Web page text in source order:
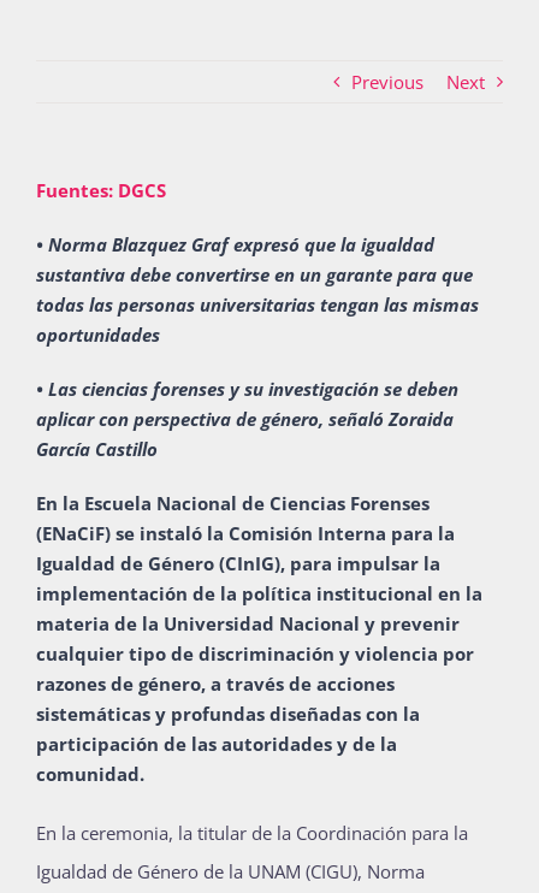
La Boletina
Recursos
Súmate
Publicaciones
Bienvenida generación 2027-1
Previous Next
Fuentes: DGCS
• Norma Blazquez Graf expresó que la igualdad
sustantiva debe convertirse en un garante para que
todas las personas universitarias tengan las mismas
oportunidades
• Las ciencias forenses y su investigación se deben
aplicar con perspectiva de género, señaló Zoraida
García Castillo
En la Escuela Nacional de Ciencias Forenses
(ENaCiF) se instaló la Comisión Interna para la
Igualdad de Género (CInIG), para impulsar la
implementación de la política institucional en la
materia de la Universidad Nacional y prevenir
cualquier tipo de discriminación y violencia por
razones de género, a través de acciones
sistemáticas y profundas diseñadas con la
participación de las autoridades y de la
comunidad.
En la ceremonia, la titular de la Coordinación para la
Igualdad de Género de la UNAM (CIGU), Norma